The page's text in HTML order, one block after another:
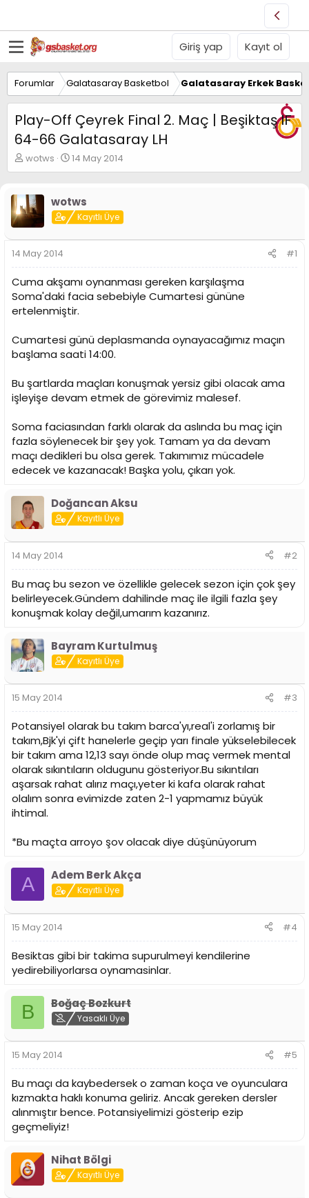
Giriş yap Kayıt ol
Forumlar Galatasaray Basketbol Galatasaray Erkek
Play-Off Çeyrek Final 2. Maç | Beşiktaş IF
64-66 Galatasaray LH
K
o
u
y
u
B
a
ş
l
a
t
a
n
wotws
B
a
a
n
ı
t
a
r
i
h
14 May 2014
wotws
Kayıtlı Üye
14 May 2014 #1
Cuma akşamı oynanması gereken karşılaşma
Soma'daki facia sebebiyle Cumartesi gününe
ertelenmiştir.
Cumartesi günü deplasmanda oynayacağımız maçın
başlama saati 14:00.
Bu şartlarda maçları konuşmak yersiz gibi olacak ama
işleyişe devam etmek de görevimiz malesef.
Soma faciasından farklı olarak da aslında bu maç için
fazla söylenecek bir şey yok. Tamam ya da devam
maçı dedikleri bu olsa gerek. Takımımız mücadele
edecek ve kazanacak! Başka yolu, çıkarı yok.
Doğancan Aksu
Kayıtlı Üye
14 May 2014 #2
Bu maç bu sezon ve özellikle gelecek sezon için çok şey
belirleyecek.Gündem dahilinde maç ile ilgili fazla şey
konuşmak kolay değil,umarım kazanırız.
Bayram Kurtulmuş
Kayıtlı Üye
15 May 2014 #3
Potansiyel olarak bu takım barca'yı,real'i zorlamış bir
takım,Bjk'yi çift hanelerle geçip yarı finale yükselebilecek
bir takım ama 12,13 sayı önde olup maç vermek mental
olarak sıkıntıların oldugunu gösteriyor.Bu sıkıntıları
aşarsak rahat alırız maçı,yeter ki kafa olarak rahat
olalım sonra evimizde zaten 2-1 yapmamız büyük
ihtimal.
*Bu maçta arroyo şov olacak diye düşünüyorum
A Adem Berk Akça
Kayıtlı Üye
15 May 2014 #4
Besiktas gibi bir takima supurulmeyi kendilerine
yedirebiliyorlarsa oynamasinlar.
B Boğaç Bozkurt
Yasaklı Üye
15 May 2014 #5
Bu maçı da kaybedersek o zaman koça ve oyunculara
kızmakta haklı konuma geliriz. Ancak gereken dersler
alınmıştır bence. Potansiyelimizi gösterip ezip
geçmeliyiz!
Nihat Bölgi
Kayıtlı Üye